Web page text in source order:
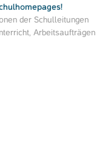
der Schulleitungen
Arbeitsaufträgen